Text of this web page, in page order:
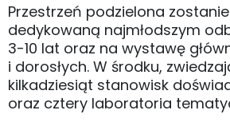
Przestrzeń podzielona
dedykowaną najmłodszym
3-10 lat oraz na wystawę
i dorosłych. W środku,
kilkadziesiąt stanowisk
oraz cztery laboratoria